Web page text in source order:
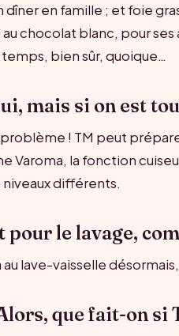
dîner en famille ; et foie
chocolat blanc, pour ses
bien sûr, quoique…
mais si on est
problème ! TM peut
Varoma, la fonction
niveaux différents.
pour le lavage,
au lave-vaisselle
que fait-on si